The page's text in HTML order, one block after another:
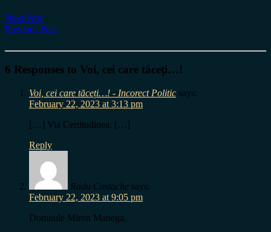
Next Post
Previous Post
6 Responses to Voi, cei care tăceți…!
Voi, cei care tăceți…! - Incorect Politic says:
February 22, 2023 at 3:13 pm
[…] Via Certitudinea: […]
Reply
Radu Costache says:
February 22, 2023 at 9:05 pm
Domnule Miron Manega,